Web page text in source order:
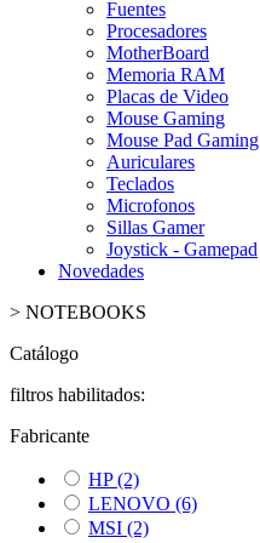
Fuentes
Procesadores
MotherBoard
Memoria RAM
Placas de Video
Mouse Gaming
Mouse Pad Gaming
Auriculares
Teclados
Microfonos
Sillas Gamer
Joystick - Gamepad
Novedades
> NOTEBOOKS
Catálogo
filtros habilitados:
Fabricante
HP(2)
LENOVO (6)
MSI (2)